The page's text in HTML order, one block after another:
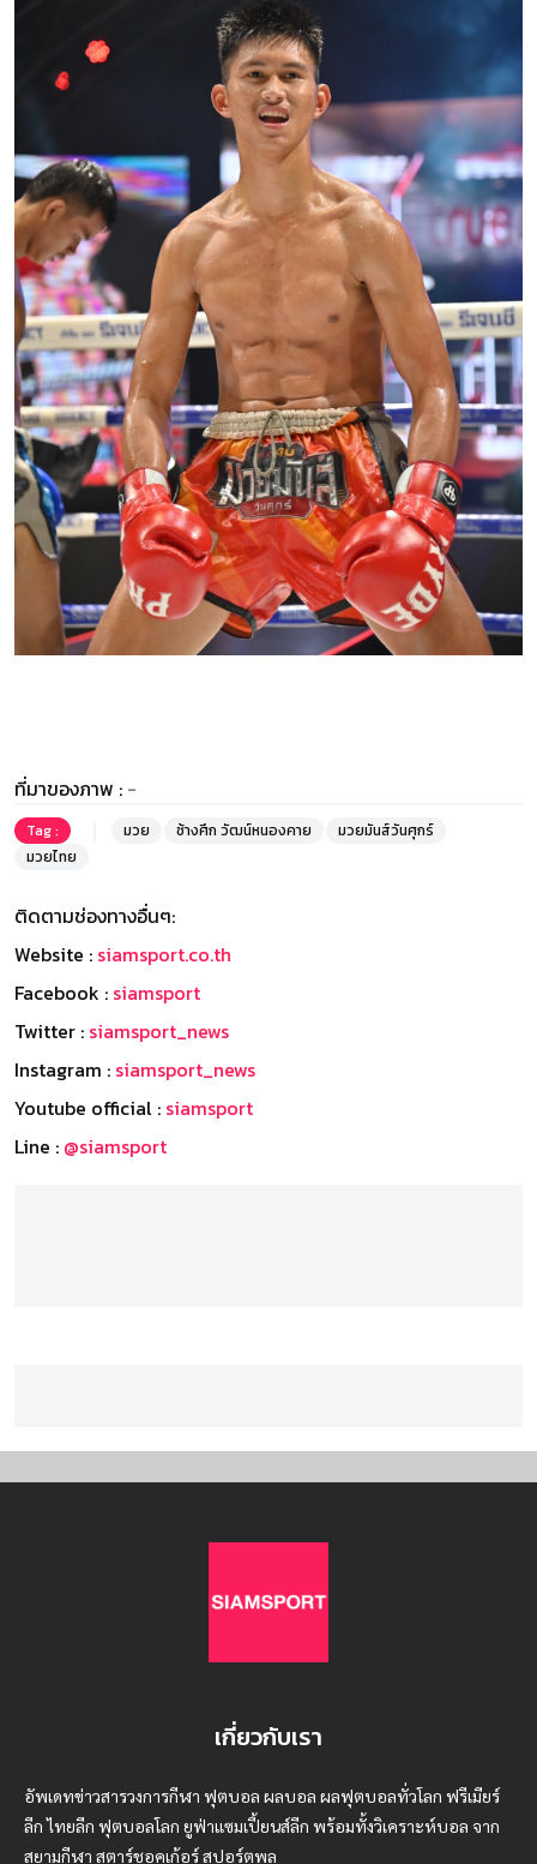
ที่มาของภาพ : -
Tag : มวย ช้างศึก วัฒน์หนองคาย
มวยมันส์วันศุกร์
มวยไทย
ติดตามช่องทางอื่นๆ:
Website : siamsport.co.th
Facebook : siamsport
Twitter : siamsport_news
Instagram : siamsport_news
Youtube official : siamsport
Line : @siamsport
เกี่ยวกับเรา
อัพเดทข่าวสารวงการกีฬา ฟุตบอล ผลบอล ผลฟุตบอลทั่วโลก ฟรีเมียร์
ลีก ไทยลีก ฟุตบอลโลก ยูฟ่าแซมเปี้ยนส์ลีก พร้อมทั้งวิเคราะห์บอล จาก
สยามกีฬา สตาร์ชอคเก้อร์ สปอร์ตพูล